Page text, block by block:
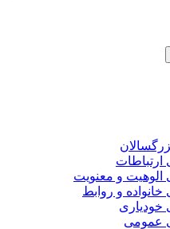
و معنویت
و روابط
خودیاری
عمومی